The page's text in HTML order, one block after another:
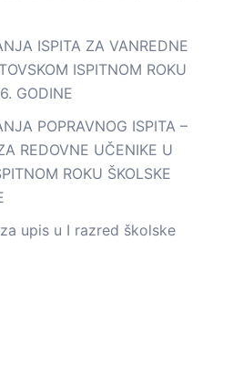
ISPITA ZA VANREDNE
ISPITNOM ROKU
GODINE
POPRAVNOG ISPITA –
REDOVNE UČENIKE U
ROKU ŠKOLSKE
upis u I razred školske